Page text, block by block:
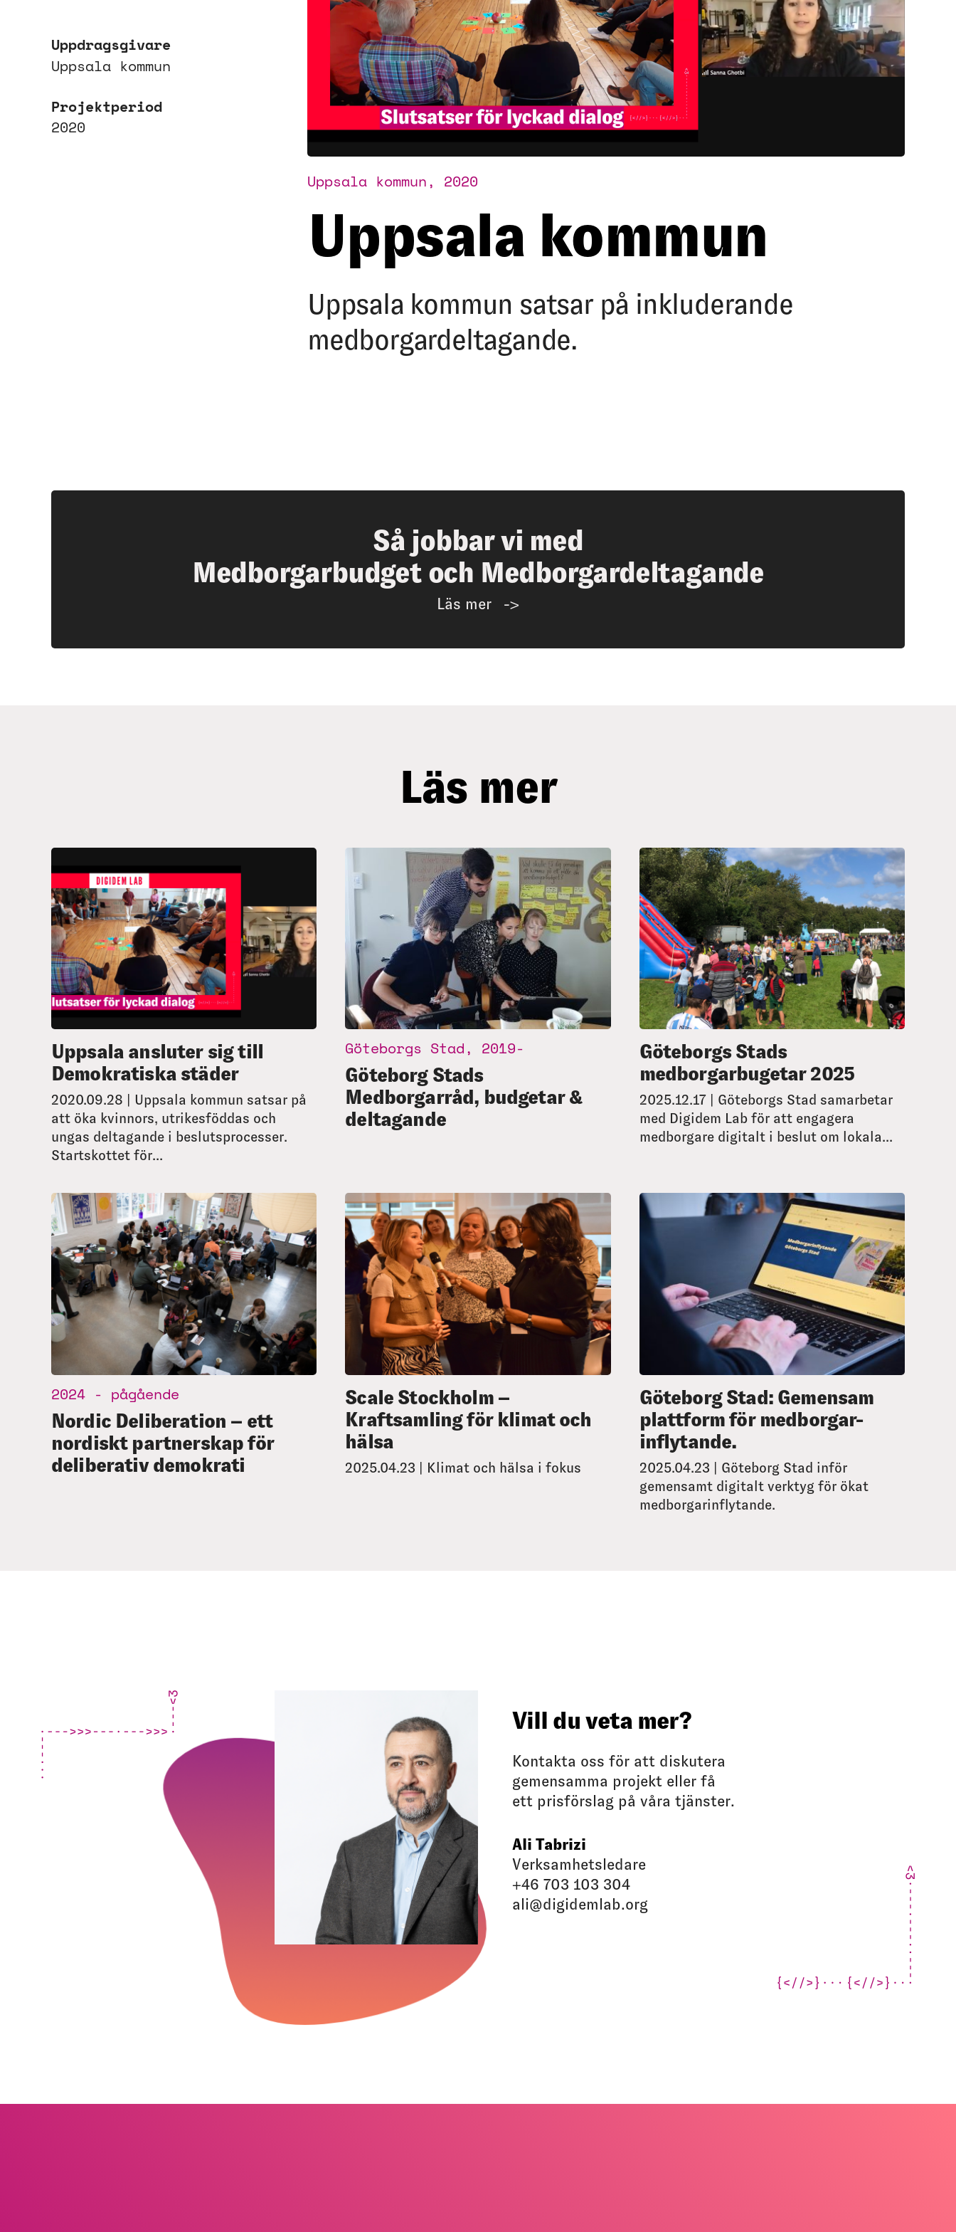
Uppdragsgivare
Uppsala kommun
Projektperiod
2020
Uppsala kommun, 2020
Uppsala kommun
Uppsala kommun satsar på inkluderande
medborgardeltagande.
Så jobbar vi med
Medborgarbudget och Medborgardeltagande
Läs mer
Läs mer
Uppsala ansluter sig till
Demokratiska städer
2020.09.28 | Uppsala kommun satsar på
att öka kvinnors, utrikesföddas och
ungas deltagande i beslutsprocesser.
Startskottet för...
Göteborgs Stad, 2019-
Göteborg Stads
Medborgarråd, budgetar &
deltagande
Göteborgs Stads
medborgarbugetar 2025
2025.12.17 | Göteborgs Stad samarbetar
med Digidem Lab för att engagera
medborgare digitalt i beslut om lokala...
2024 - pågående
Nordic Deliberation – ett
nordiskt partnerskap för
deliberativ demokrati
Scale Stockholm –
Kraftsamling för klimat och
hälsa
2025.04.23 | Klimat och hälsa i fokus
Göteborg Stad: Gemensam
plattform för medborgar-
inflytande.
2025.04.23 | Göteborg Stad inför
gemensamt digitalt verktyg för ökat
medborgarinflytande.
Vill du veta mer?
Kontakta oss för att diskutera
gemensamma projekt eller få
ett prisförslag på våra tjänster.
Ali Tabrizi
Verksamhetsledare
+46 703 103 304
ali@digidemlab.org